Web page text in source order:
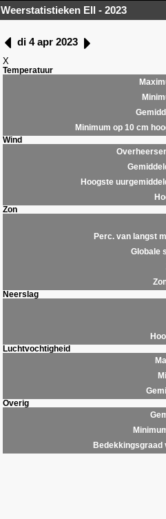
Weerstatistieken Ell - 2023
di 4 apr 2023
X
Temperatuur
Minimum op 10 cm
Wind
Hoogste
Zon
Perc. van langst
Globale
Neerslag
Luchtvochtigheid
Overig
Bedekkingsgraad